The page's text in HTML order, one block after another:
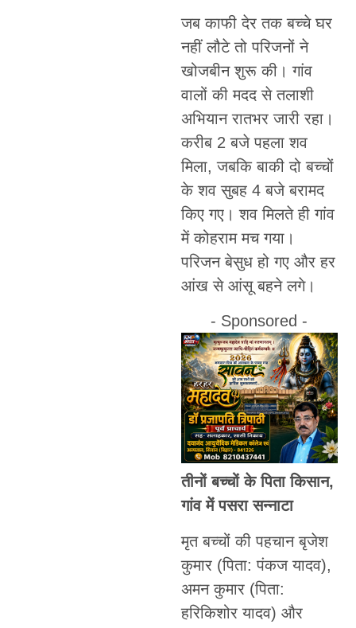
जब काफी देर तक बच्चे घर
नहीं लौटे तो परिजनों ने
खोजबीन शुरू की। गांव
वालों की मदद से तलाशी
अभियान रातभर जारी रहा।
करीब 2 बजे पहला शव
मिला, जबकि बाकी दो बच्चों
के शव सुबह 4 बजे बरामद
किए गए। शव मिलते ही गांव
में कोहराम मच गया।
परिजन बेसुध हो गए और हर
आंख से आंसू बहने लगे।
- Sponsored -
तीनों बच्चों के पिता किसान,
गांव में पसरा सन्नाटा
मृत बच्चों की पहचान बृजेश
कुमार (पिता: पंकज यादव),
अमन कुमार (पिता:
हरिकिशोर यादव) और